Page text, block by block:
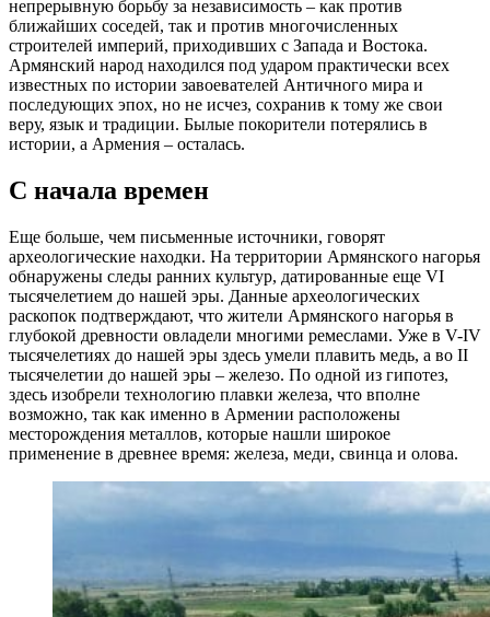
непрерывную борьбу за независимость – как против
ближайших соседей, так и против многочисленных
строителей империй, приходивших с Запада и Востока.
Армянский народ находился под ударом практически всех
известных по истории завоевателей Античного мира и
последующих эпох, но не исчез, сохранив к тому же свои
веру, язык и традиции. Былые покорители потерялись в
истории, а Армения – осталась.
С начала времен
Еще больше, чем письменные источники, говорят
археологические находки. На территории Армянского нагорья
обнаружены следы ранних культур, датированные еще VI
тысячелетием до нашей эры. Данные археологических
раскопок подтверждают, что жители Армянского нагорья в
глубокой древности овладели многими ремеслами. Уже в V-IV
тысячелетиях до нашей эры здесь умели плавить медь, а во II
тысячелетии до нашей эры – железо. По одной из гипотез,
здесь изобрели технологию плавки железа, что вполне
возможно, так как именно в Армении расположены
месторождения металлов, которые нашли широкое
применение в древнее время: железа, меди, свинца и олова.